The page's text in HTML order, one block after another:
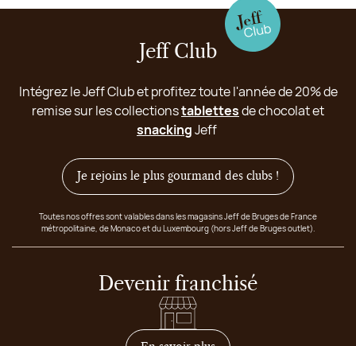
Jeff Club
Intégrez le Jeff Club et profitez toute l'année de 20% de
remise sur les collectionstablettesde chocolat et
snackingJeff
Je rejoins le plus gourmand des clubs !
Toutes nos offres sont valables dans les magasins Jeff de Bruges de France
métropolitaine, de Monaco et du Luxembourg (hors Jeff de Bruges outlet).
Devenir franchisé